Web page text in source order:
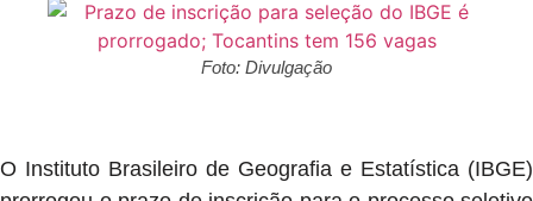
Foto: Divulgação
O Instituto Brasileiro de Geografia e Estatística (IBGE)